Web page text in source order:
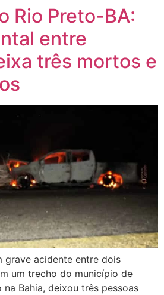
Rio Preto-BA:
entre
três mortos e
grave acidente entre dois
um trecho do município de
na Bahia, deixou três pessoas